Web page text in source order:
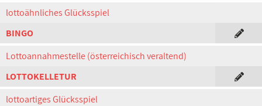
lottoähnliches Glücksspiel
BINGO
Lottoannahmestelle (österreichisch veraltend)
LOTTOKELLETUR
lottoartiges Glücksspiel